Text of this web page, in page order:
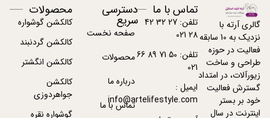
گالری آرته با
نزدیک به 10 سابقه
فعالیت در حوزه
طراحی و ساخت
زیورآلات، در امتداد
گسترش فعالیت
خود بر بستر
اینترنت در سال
تماس با ما
تلفن: 27 32 42
28 021
تلفن: 50 71 89 66
021
ایمیل :
info@artelifestyle.com
آدرس : تهران -
دسترسی
سریع
صفحه نخست
محصولات
درباره ما
تماس با ما
محصولات
کالکشن گوشواره
کالکشن گردنبند
کالکشن انگشتر
کالکشن
جواهردوزی
گوشواره نقره